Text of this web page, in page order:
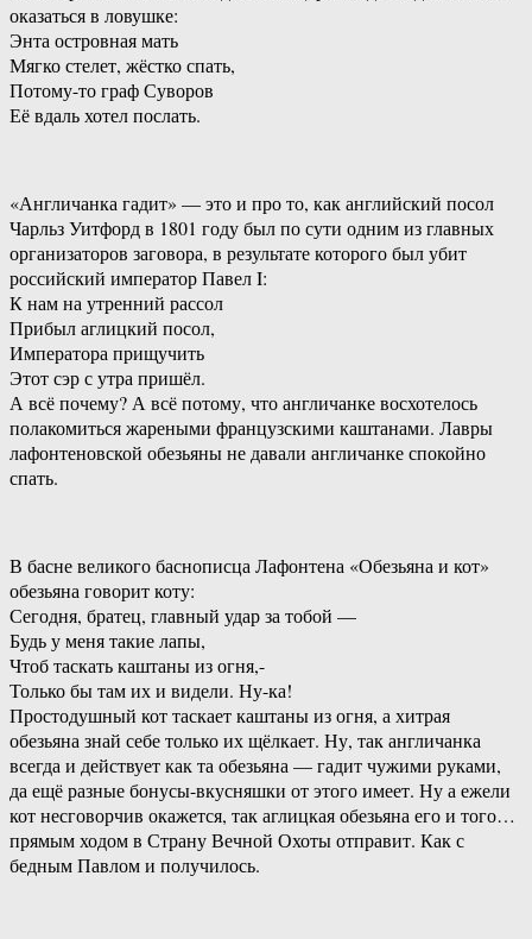
оказаться в ловушке:
Энта островная мать
Мягко стелет, жёстко спать,
Потому-то граф Суворов
Её вдаль хотел послать.
«Англичанка гадит» — это и про то, как английский посол
Чарльз Уитфорд в 1801 году был по сути одним из главных
организаторов заговора, в результате которого был убит
российский император Павел I:
К нам на утренний рассол
Прибыл аглицкий посол,
Императора прищучить
Этот сэр с утра пришёл.
А всё почему? А всё потому, что англичанке восхотелось
полакомиться жареными французскими каштанами. Лавры
лафонтеновской обезьяны не давали англичанке спокойно
спать.
В басне великого баснописца Лафонтена «Обезьяна и кот»
обезьяна говорит коту:
Сегодня, братец, главный удар за тобой —
Будь у меня такие лапы,
Чтоб таскать каштаны из огня,-
Только бы там их и видели. Ну-ка!
Простодушный кот таскает каштаны из огня, а хитрая
обезьяна знай себе только их щёлкает. Ну, так англичанка
всегда и действует как та обезьяна — гадит чужими руками,
да ещё разные бонусы-вкусняшки от этого имеет. Ну а ежели
кот несговорчив окажется, так аглицкая обезьяна его и того…
прямым ходом в Страну Вечной Охоты отправит. Как с
бедным Павлом и получилось.